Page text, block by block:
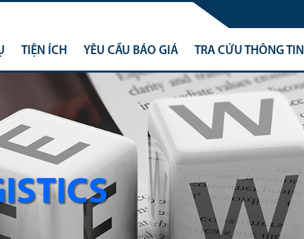
TIỆN ÍCH YÊU CẦU BÁO GIÁ TRA CỨU THÔNG TIN